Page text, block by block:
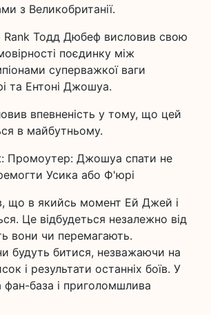
з Великобританії.
Rank Тодд Дюбеф висловив свою
поєдинку між
суперважкої ваги
та Ентоні Джошуа.
впевненість у тому, що цей
в майбутньому.
Промоутер: Джошуа спати не
Усика або Ф'юрі
що в якийсь момент Ей Джей і
Це відбудеться незалежно від
вони чи перемагають.
будуть битися, незважаючи на
і результати останніх боїв. У
фан-база і приголомшлива